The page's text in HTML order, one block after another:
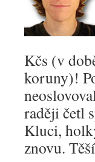
Kčs (v
koruny)!
raději četl
Kluci,
znovu.